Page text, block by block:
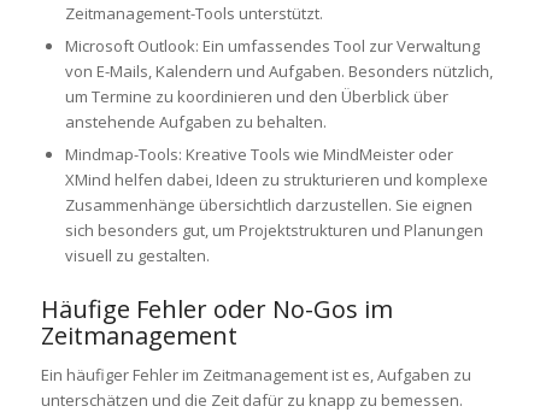
Zeitmanagement-Tools unterstützt.
Microsoft Outlook: Ein umfassendes Tool zur Verwaltung
von E-Mails, Kalendern und Aufgaben. Besonders nützlich,
um Termine zu koordinieren und den Überblick über
anstehende Aufgaben zu behalten.
Mindmap-Tools: Kreative Tools wie MindMeister oder
XMind helfen dabei, Ideen zu strukturieren und komplexe
Zusammenhänge übersichtlich darzustellen. Sie eignen
sich besonders gut, um Projektstrukturen und Planungen
visuell zu gestalten.
Häufige Fehler oder No-Gos im
Zeitmanagement
Ein häufiger Fehler im Zeitmanagement ist es, Aufgaben zu
unterschätzen und die Zeit dafür zu knapp zu bemessen.